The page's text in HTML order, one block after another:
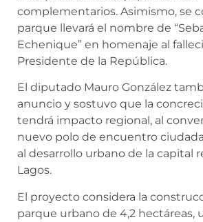
complementarios. Asimismo, se
parque llevará el nombre de
Echenique” en homenaje al
Presidente de la República.
El diputado Mauro González
anuncio y sostuvo que la
tendrá impacto regional, al
nuevo polo de encuentro
al desarrollo urbano de la capital
Lagos.
El proyecto considera la
parque urbano de 4,2 hectáreas,